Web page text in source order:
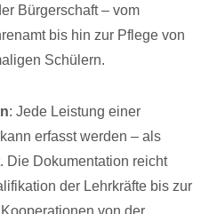
Bürgerschaft – vom
bis hin zur Pflege von
Schülern.
: Jede Leistung einer
erfasst werden – als
Die Dokumentation reicht
der Lehrkräfte bis zur
von der